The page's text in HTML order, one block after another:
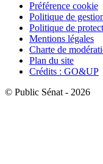
Préférence cookie
Politique de
Politique de
Mentions légales
Charte de
Plan du site
Crédits : GO&UP
© Public Sénat - 2026